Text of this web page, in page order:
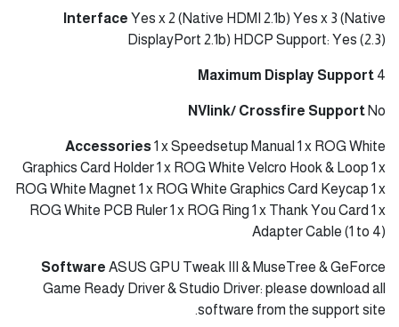
Interface Yes x 2 (Native HDMI 2.1b) Yes x 3 (Native
DisplayPort 2.1b) HDCP Support: Yes (2.3)
Maximum Display Support 4
NVlink/ Crossfire Support No
Accessories1 x Speedsetup Manual 1 x ROG White
Graphics Card Holder 1 x ROG White Velcro Hook & Loop 1 x
ROG White Magnet 1 x ROG White Graphics Card Keycap 1 x
ROG White PCB Ruler 1 x ROG Ring 1 x Thank You Card 1 x
Adapter Cable (1 to 4)
Software ASUS GPU Tweak III & MuseTree & GeForce
Game Ready Driver & Studio Driver: please download all
software from the support site.